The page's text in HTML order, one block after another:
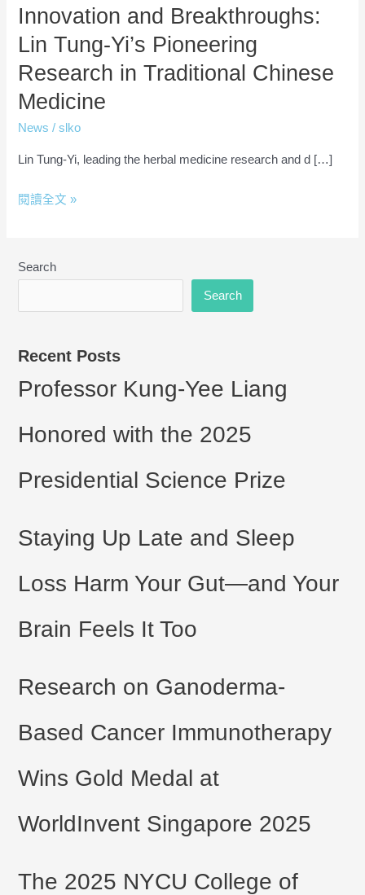
Innovation and Breakthroughs:
Lin Tung-Yi’s Pioneering
Research in Traditional Chinese
Medicine
News /slko
Lin Tung-Yi, leading the herbal medicine research and d […]
in
Chinese
Medicine
閱讀全文 »
Search
Search
Recent Posts
Professor Kung-Yee Liang
Honored with the 2025
Presidential Science Prize
Staying Up Late and Sleep
Loss Harm Your Gut—and Your
Brain Feels It Too
Research on Ganoderma-
Based Cancer Immunotherapy
Wins Gold Medal at
WorldInvent Singapore 2025
The 2025 NYCU College of